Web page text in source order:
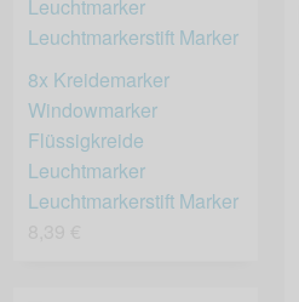
8x Kreidemarker
Windowmarker
Flüssigkreide
Leuchtmarker
Leuchtmarkerstift Marker